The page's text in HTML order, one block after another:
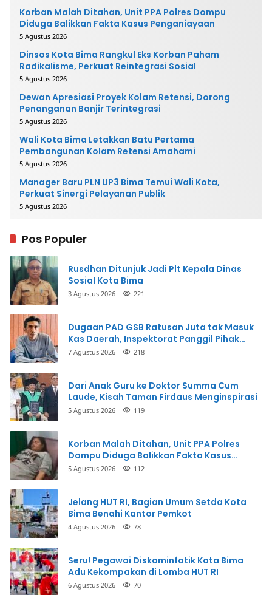
Korban Malah Ditahan, Unit PPA Polres Dompu
Diduga Balikkan Fakta Kasus Penganiayaan
5 Agustus 2026
Dinsos Kota Bima Rangkul Eks Korban Paham
Radikalisme, Perkuat Reintegrasi Sosial
5 Agustus 2026
Dewan Apresiasi Proyek Kolam Retensi, Dorong
Penanganan Banjir Terintegrasi
5 Agustus 2026
Wali Kota Bima Letakkan Batu Pertama
Pembangunan Kolam Retensi Amahami
5 Agustus 2026
Manager Baru PLN UP3 Bima Temui Wali Kota,
Perkuat Sinergi Pelayanan Publik
5 Agustus 2026
Pos Populer
Rusdhan Ditunjuk Jadi Plt Kepala Dinas
Sosial Kota Bima
3 Agustus 2026 221
Dugaan PAD GSB Ratusan Juta tak Masuk
Kas Daerah, Inspektorat Panggil Pihak
Terkait
7 Agustus 2026 218
Dari Anak Guru ke Doktor Summa Cum
Laude, Kisah Taman Firdaus Menginspirasi
5 Agustus 2026 119
Korban Malah Ditahan, Unit PPA Polres
Dompu Diduga Balikkan Fakta Kasus
Penganiayaan
5 Agustus 2026 112
Jelang HUT RI, Bagian Umum Setda Kota
Bima Benahi Kantor Pemkot
4 Agustus 2026 78
Seru! Pegawai Diskominfotik Kota Bima
Adu Kekompakan di Lomba HUT RI
6 Agustus 2026 70